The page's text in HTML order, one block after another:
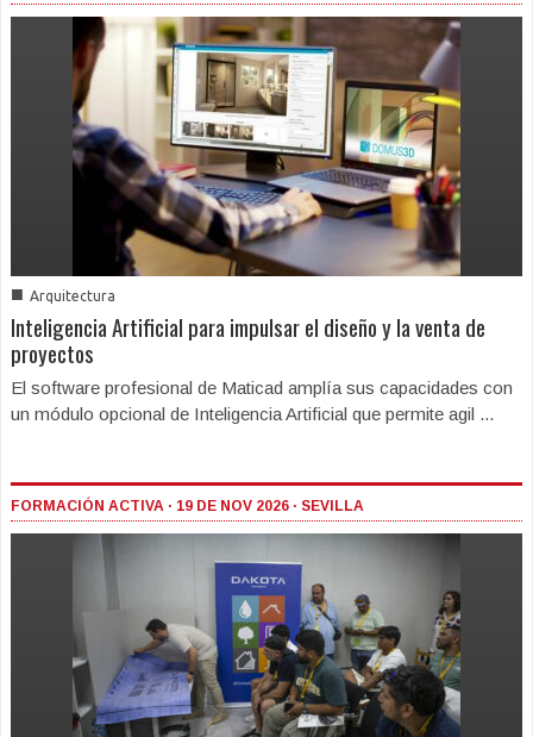
■ Arquitectura
Inteligencia Artificial para impulsar el diseño y la venta de
proyectos
El software profesional de Maticad amplía sus capacidades con
un módulo opcional de Inteligencia Artificial que permite agil ...
FORMACIÓN ACTIVA · 19 DE NOV 2026 · SEVILLA